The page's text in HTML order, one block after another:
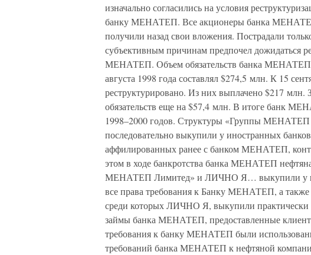
изначально согласились на условия
банку МЕНАТЕП. Все акционеры банка
получили назад свои вложения. Пострадали
субъективным причинам предпочел дожидаться
МЕНАТЕП. Объем обязательств банка МЕНАТЕП
августа 1998 года составлял $274,5 млн. К 15
реструктурировано. Из них выплачено $217 млн.
обязательств еще на $57,4 млн. В итоге банк
1998–2000 годов. Структуры «Группы
последовательно выкупили у иностранных
аффилированных ранее с банком МЕНАТЕП,
этом в ходе банкротства банка МЕНАТЕП
МЕНАТЕП Лимитед» и ЛИЧНО Я… выкупили у
все права требования к Банку МЕНАТЕП, а
среди которых ЛИЧНО Я, выкупили
займы банка МЕНАТЕП, предоставленные
требования к банку МЕНАТЕП были
требований банка МЕНАТЕП к нефтяной